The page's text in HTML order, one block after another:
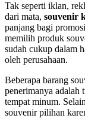
Tak seperti iklan,
dari mata, souvenir
panjang bagi
memilih produk
sudah cukup dalam
oleh perusahaan.
Beberapa barang
penerimanya adalah
tempat minum.
souvenir pilihan